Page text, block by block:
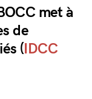
met à
de
(IDCC